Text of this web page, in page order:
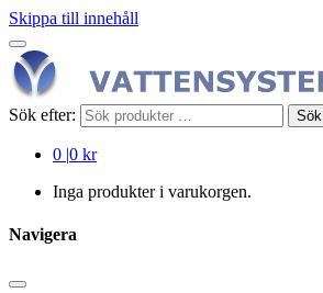
Skippa till innehåll
Sök efter: Sök
0 |0 kr
Inga produkter i varukorgen.
Navigera